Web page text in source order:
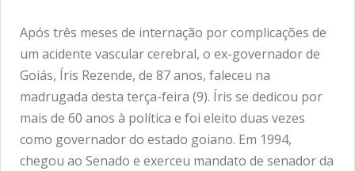
Após três meses de internação por complicações de
um acidente vascular cerebral, o ex-governador de
Goiás, Íris Rezende, de 87 anos, faleceu na
madrugada desta terça-feira (9). Íris se dedicou por
mais de 60 anos à política e foi eleito duas vezes
como governador do estado goiano. Em 1994,
chegou ao Senado e exerceu mandato de senador da